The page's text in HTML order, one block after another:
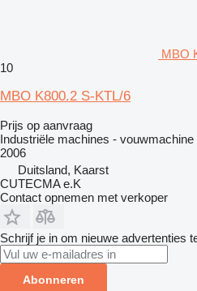
MBO
10
MBO K800.2 S-KTL/6
Prijs op aanvraag
Industriële machines - vouwmachine
2006
Duitsland, Kaarst
CUTECMA e.K
Contact opnemen met verkoper
Schrijf je in om nieuwe advertenties
Abonneren